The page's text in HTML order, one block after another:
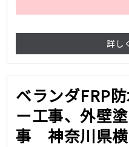
詳し
ベランダFRP
ー工事、外壁
事 神奈川県